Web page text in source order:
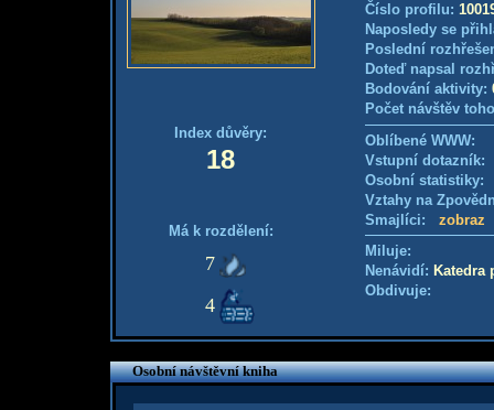
Index důvěry:
18
Má k rozdělení:
7
4
Číslo profilu:
Naposledy se
Poslední
Doteď napsal
Bodování aktivity:
Počet návštěv
Oblíbené WWW:
Vstupní
Osobní
Vztahy na
Smajlíci: zobraz
Miluje:
Nenávidí: Katedra
Obdivuje:
Osobní návštěvní kniha